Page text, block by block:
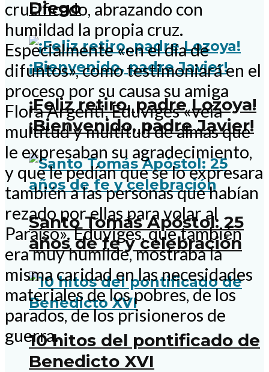
Diego
¡Feliz retiro, padre Lozoya!
¡Bienvenido, padre Javier!
Santo Tomás Apóstol: 25
años de fe y celebración
10 hitos del pontificado de
Benedicto XVI
crucificado, abrazando con
humildad la propia cruz.
Especialmente «en el día de
difuntos», como testimoniará en el
proceso por su causa su amiga
Flora Argenti, Eduviges «veía
multitud y multitud de almas que
le expresaban su agradecimiento,
y que le pedían que se lo expresara
también a las personas que habían
rezado por ellas para volar al
Paraíso». Eduviges, que también
era muy humilde, mostraba la
misma caridad en las necesidades
materiales de los pobres, de los
parados, de los prisioneros de
guerra.